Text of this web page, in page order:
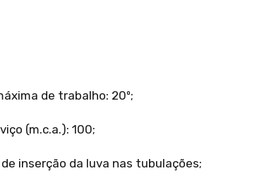
de trabalho: 20º;
(m.c.a.): 100;
inserção da luva nas tubulações;